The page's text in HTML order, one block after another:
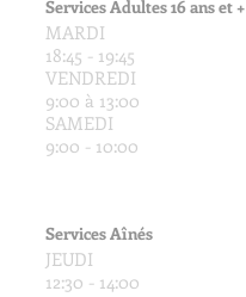
Services Adultes 16 ans et +
MARDI
18:45 - 19:45
VENDREDI
9:00 à 13:00
SAMEDI
9:00 - 10:00
Services Aînés
JEUDI
12:30 - 14:00